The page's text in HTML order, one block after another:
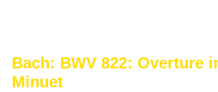
Bach: BWV 822: Overture
Minuet